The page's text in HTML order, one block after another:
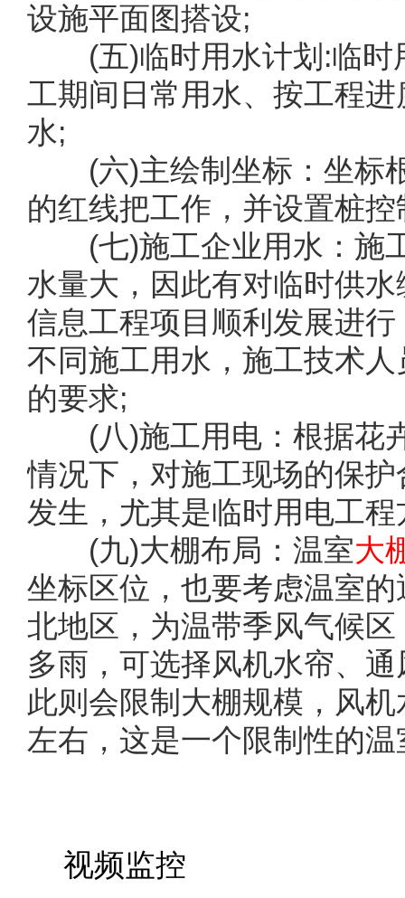
设施平面图搭设;
(五)临时用水计划:临时
工期间日常用水、按工程
水;
(六)主绘制坐标：坐标
的红线把工作，并设置桩
(七)施工企业用水：施
水量大，因此有对临时供
信息工程项目顺利发展进
不同施工用水，施工技术
的要求;
(八)施工用电：根据花
情况下，对施工现场的保
发生，尤其是临时用电工
(九)大棚布局：温室大
坐标区位，也要考虑温室
北地区，为温带季风气候
多雨，可选择风机水帘、
此则会限制大棚规模，风
左右，这是一个限制性的
视频监控